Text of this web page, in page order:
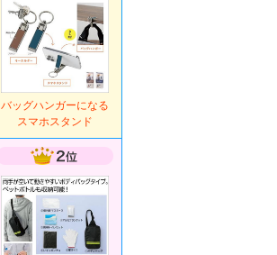
バッグハンガーになる
スマホスタンド